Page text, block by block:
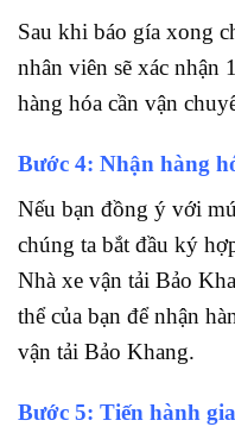
Sau khi báo gía xong
nhân viên sẽ xác nhận
hàng hóa cần vận
Bước 4: Nhận hàng
Nếu bạn đồng ý với
chúng ta bắt đầu ký
Nhà xe vận tải Bảo
thể của bạn để nhận
vận tải Bảo Khang.
Bước 5: Tiến hành